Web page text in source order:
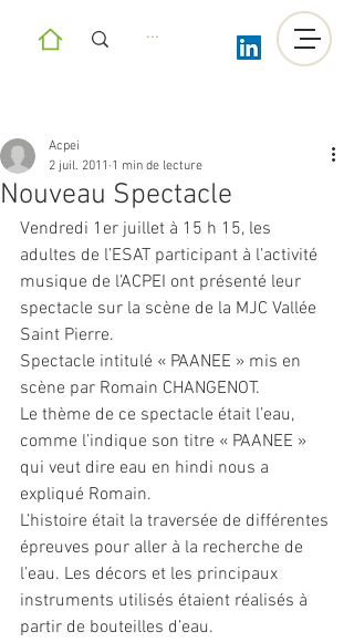
Nouveau Spectacle
Acpei
2 juil. 2011 1 min de lecture
Vendredi 1er juillet à 15 h 15, les
adultes de l’ESAT participant à l’activité
musique de l’ACPEI ont présenté leur
spectacle sur la scène de la MJC Vallée
Saint Pierre.
Spectacle intitulé « PAANEE » mis en
scène par Romain CHANGENOT.
Le thème de ce spectacle était l’eau,
comme l’indique son titre « PAANEE »
qui veut dire eau en hindi nous a
expliqué Romain.
L’histoire était la traversée de différentes
épreuves pour aller à la recherche de
l’eau. Les décors et les principaux
instruments utilisés étaient réalisés à
partir de bouteilles d’eau.